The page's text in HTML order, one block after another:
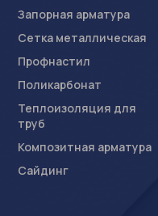
Запорная арматура
Сетка металлическая
Профнастил
Поликарбонат
Теплоизоляция для
труб
Композитная арматура
Сайдинг